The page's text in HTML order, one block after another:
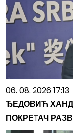
06. 08. 2026 17:13
ЂЕДОВИЋ
ПОКРЕТАЧ